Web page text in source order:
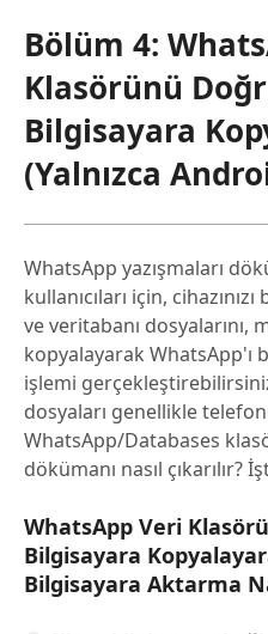
Bölüm 4:
Klasörünü
Bilgisayara
(Yalnızca
WhatsApp yazışmaları
kullanıcıları için,
ve veritabanı dosyalarını,
kopyalayarak WhatsApp'ı
işlemi
dosyaları genellikle
WhatsApp/Databases
dökümanı nasıl çıkarılır?
WhatsApp Veri
Bilgisayara
Bilgisayara Aktarma